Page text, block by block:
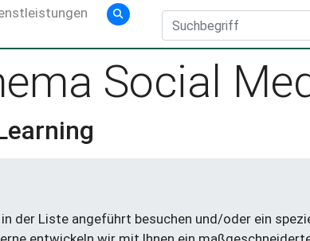
Social
der Liste angeführt besuchen und/oder ein